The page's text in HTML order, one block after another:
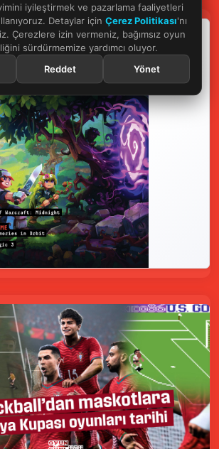
iyileştirmek ve pazarlama faaliyetleri
Detaylar için Çerez Politikası'nı
Çerezlere izin vermeniz, bağımsız oyun
sürdürmemize yardımcı oluyor.
Reddet Yönet